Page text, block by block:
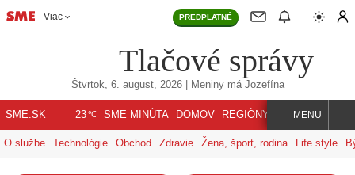
Viac PREDPLATNÉ
Tlačové správy
Štvrtok, 6. august, 2026| Meniny má Jozefína
SME.SK 23℃ SME MINÚTA DOMOV REGIÓNY INDEX SVET
MENU
O službe Technológie Obchod Zdravie Žena, šport, rodina Life style